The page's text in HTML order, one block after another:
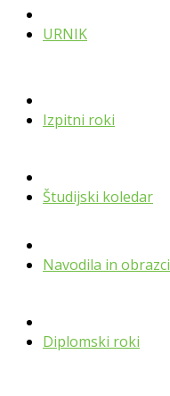
URNIK
Izpitni roki
Študijski koledar
Navodila in obrazci
Diplomski roki